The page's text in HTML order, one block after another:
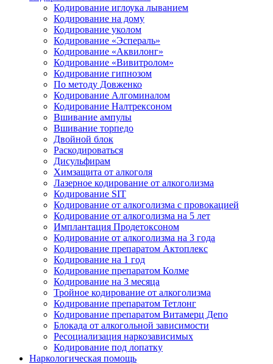
Кодирование иглоука лыванием
Кодирование на дому
Кодирование уколом
Кодирование «Эспераль»
Кодирование «Аквилонг»
Кодирование «Вивитролом»
Кодирование гипнозом
По методу Довженко
Кодирование Алгоминалом
Кодирование Налтрексоном
Вшивание ампулы
Вшивание торпедо
Двойной блок
Раскодироваться
Дисульфирам
Химзащита от алкоголя
Лазерное кодирование от алкоголизма
Кодирование SIT
Кодирование от алкоголизма с провокацией
Кодирование от алкоголизма на 5 лет
Имплантация Продетоксоном
Кодирование от алкоголизма на 3 года
Кодирование препаратом Актоплекс
Кодирование на 1 год
Кодирование препаратом Колме
Кодирование на 3 месяца
Тройное кодирование от алкоголизма
Кодирование препаратом Тетлонг
Кодирование препаратом Витамерц Депо
Блокада от алкогольной зависимости
Ресоциализация наркозависимых
Кодирование под лопатку
Наркологическая помощь